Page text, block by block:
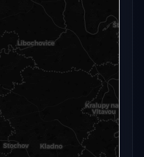
není dostupný.
mapě →